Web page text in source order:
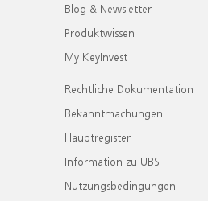
Blog & Newsletter
Produktwissen
My KeyInvest
Rechtliche Dokumentation
Bekanntmachungen
Hauptregister
Information zu UBS
Nutzungsbedingungen